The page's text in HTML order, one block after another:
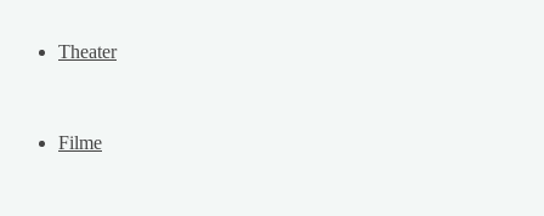
Theater
Filme